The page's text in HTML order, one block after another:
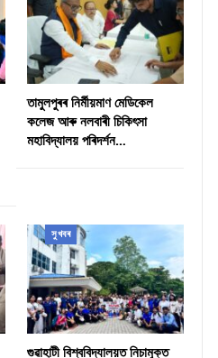
তামুলপুৰৰ নিৰ্মীয়মাণ মেডিকেল
কলেজ আৰু নলবাৰী চিকিৎসা
মহাবিদ্যালয় পৰিদৰ্শন…
সুখবৰ
গুৱাহাটী বিশ্ববিদ্যালয়ত নিচামুক্ত